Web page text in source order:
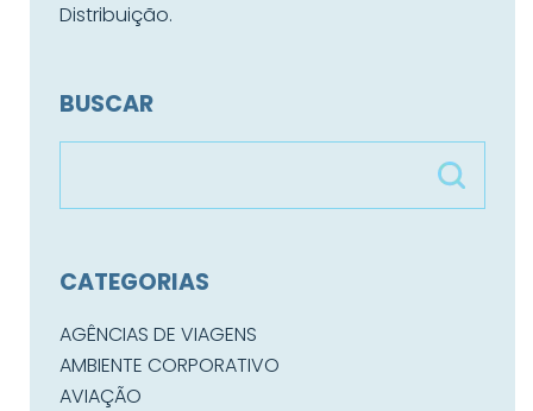
Distribuição.
BUSCAR
CATEGORIAS
AGÊNCIAS DE VIAGENS
AMBIENTE CORPORATIVO
AVIAÇÃO